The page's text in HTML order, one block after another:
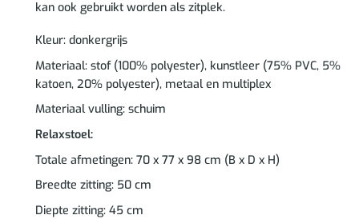
kan ook gebruikt worden als zitplek.
Kleur: donkergrijs
Materiaal: stof (100% polyester), kunstleer (75% PVC, 5%
katoen, 20% polyester), metaal en multiplex
Materiaal vulling: schuim
Relaxstoel:
Totale afmetingen: 70 x 77 x 98 cm (B x D x H)
Breedte zitting: 50 cm
Diepte zitting: 45 cm